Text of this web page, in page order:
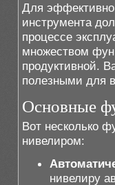
Для
инструмента
процессе
множеством
продуктивной.
полезными для
Основные
Вот несколько
нивелиром:
нивелиру